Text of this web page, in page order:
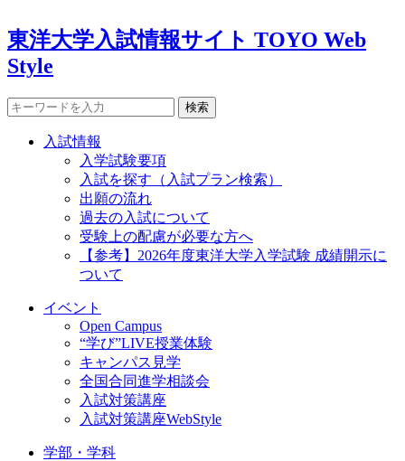
東洋大学入試情報サイト TOYO Web
Style
検索
入試情報
入学試験要項
入試を探す（入試プラン検索）
出願の流れ
過去の入試について
受験上の配慮が必要な方へ
【参考】2026年度東洋大学入学試験 成績開示に
ついて
イベント
Open Campus
“学び”LIVE授業体験
キャンパス見学
全国合同進学相談会
入試対策講座
入試対策講座WebStyle
学部・学科